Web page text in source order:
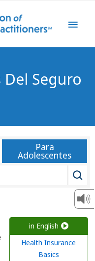
Seguro
Para
Adolescentes
in English
Health Insurance
Basics